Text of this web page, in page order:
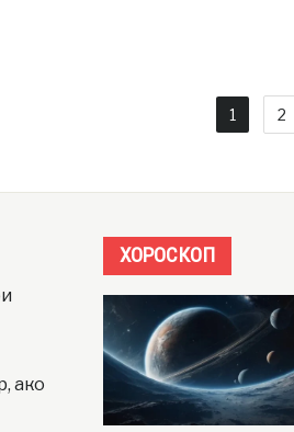
1 2
ако
ХОРОСКОП